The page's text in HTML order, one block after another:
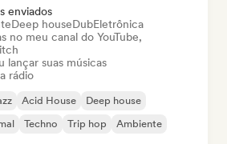
enviados
Deep houseDubEletrônica
no meu canal do YouTube,
lançar suas músicas
rádio
Acid House
Deep house
Techno Trip hop Ambiente